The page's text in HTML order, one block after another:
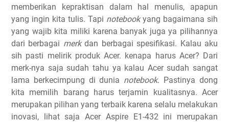
memberikan kepraktisan dalam hal menulis, apapun
yang ingin kita tulis. Tapi notebookyang bagaimana sih
yang wajib kita miliki karena banyak juga ya pilihannya
dari berbagai merkdan berbagai spesifikasi. Kalau aku
sih pasti melirik produk Acer. kenapa harus Acer? Dari
merk-nya saja sudah tahu ya kalau Acer sudah sangat
lama berkecimpung di dunia notebook. Pastinya dong
kita memilih barang harus terjamin kualitasnya. Acer
merupakan pilihan yang terbaik karena selalu melakukan
inovasi, lihat saja Acer Aspire E1-432 ini merupakan